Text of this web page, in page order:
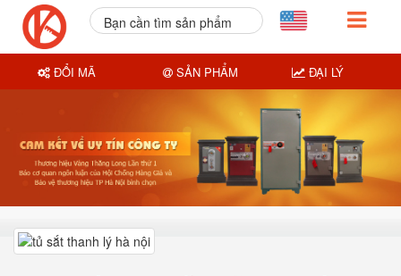
Bạn cần tìm sản phẩm
ĐỔI MÃ SẢN PHẨM ĐẠI LÝ